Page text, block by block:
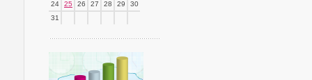
24
25 26 27 28 29
30
31